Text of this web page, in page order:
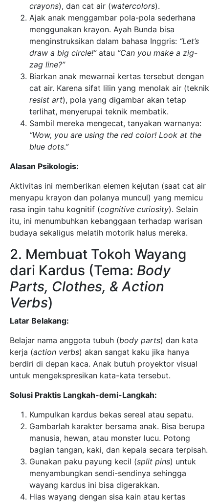
crayons), dan cat air (watercolors).
Ajak anak menggambar pola-pola sederhana
menggunakan krayon. Ayah Bunda bisa
menginstruksikan dalam bahasa Inggris: “Let’s
draw a big circle!”atau “Can you make a zig-
zag line?”
Biarkan anak mewarnai kertas tersebut dengan
cat air. Karena sifat lilin yang menolak air (teknik
resist art), pola yang digambar akan tetap
terlihat, menyerupai teknik membatik.
Sambil mereka mengecat, tanyakan warnanya:
“Wow, you are using the red color! Look at the
blue dots.”
Alasan Psikologis:
Aktivitas ini memberikan elemen kejutan (saat cat air
menyapu krayon dan polanya muncul) yang memicu
rasa ingin tahu kognitif (cognitive curiosity). Selain
itu, ini menumbuhkan kebanggaan terhadap warisan
budaya sekaligus melatih motorik halus mereka.
2. Membuat Tokoh Wayang
dari Kardus (Tema: Body
Parts, Clothes, & Action
Verbs)
Latar Belakang:
Belajar nama anggota tubuh (body parts) dan kata
kerja (action verbs) akan sangat kaku jika hanya
berdiri di depan kaca. Anak butuh proyektor visual
untuk mengekspresikan kata-kata tersebut.
Solusi Praktis Langkah-demi-Langkah:
Kumpulkan kardus bekas sereal atau sepatu.
Gambarlah karakter bersama anak. Bisa berupa
manusia, hewan, atau monster lucu. Potong
bagian tangan, kaki, dan kepala secara terpisah.
Gunakan paku payung kecil (split pins) untuk
menyambungkan sendi-sendinya sehingga
wayang kardus ini bisa digerakkan.
Hias wayang dengan sisa kain atau kertas